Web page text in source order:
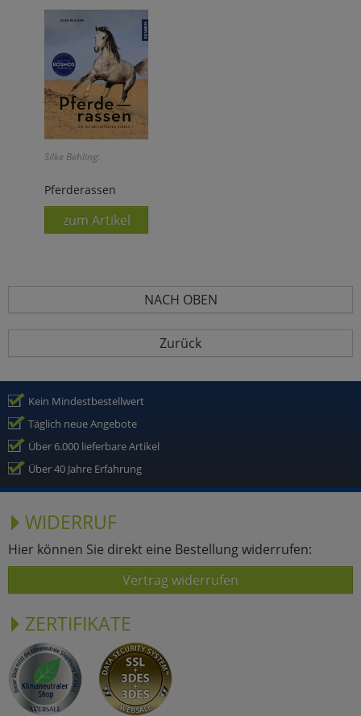
Silke Behling:
Pferderassen
zum Artikel
NACH OBEN
Zurück
Kein Mindestbestellwert
Täglich neue Angebote
Über 6.000 lieferbare Artikel
Über 40 Jahre Erfahrung
WIDERRUF
Hier können Sie direkt eine Bestellung widerrufen:
Vertrag widerrufen
ZERTIFIKATE